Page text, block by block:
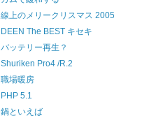
線上のメリークリスマス 2005
DEEN The BEST キセキ
バッテリー再生？
Shuriken Pro4 /R.2
職場暖房
PHP 5.1
鍋といえば